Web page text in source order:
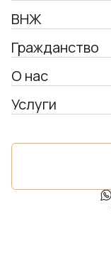
ВНЖ
Гражданство
О нас
Услуги